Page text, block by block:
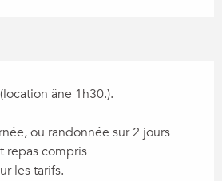
âne 1h30.).
ou randonnée sur 2 jours
repas compris
les tarifs.